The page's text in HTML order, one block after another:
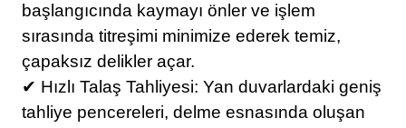
başlangıcında kaymayı önler ve işlem
sırasında titreşimi minimize ederek temiz,
çapaksız delikler açar.
✔ Hızlı Talaş Tahliyesi: Yan duvarlardaki geniş
tahliye pencereleri, delme esnasında oluşan